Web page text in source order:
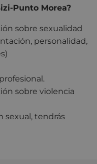
Punto Morea?
sobre sexualidad
personalidad,
sobre violencia
sexual, tendrás